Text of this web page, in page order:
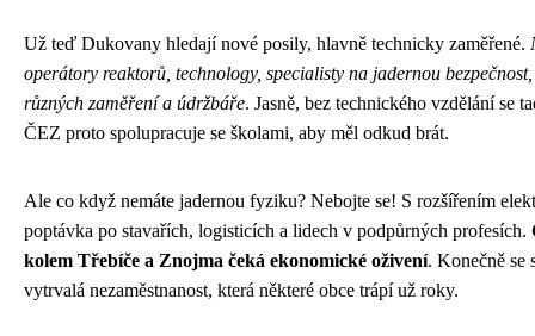
Už teď Dukovany hledají nové posily, hlavně technicky zaměřené.
operátory reaktorů, technology, specialisty na jadernou
různých zaměření a údržbáře. Jasně, bez technického vzdělání se
ČEZ proto spolupracuje se školami, aby měl odkud brát.
Ale co když nemáte jadernou fyziku? Nebojte se! S rozšířením
poptávka po stavařích, logisticích a lidech v podpůrných profesích.
kolem Třebíče a Znojma čeká ekonomické oživení. Konečně se
vytrvalá nezaměstnanost, která některé obce trápí už roky.